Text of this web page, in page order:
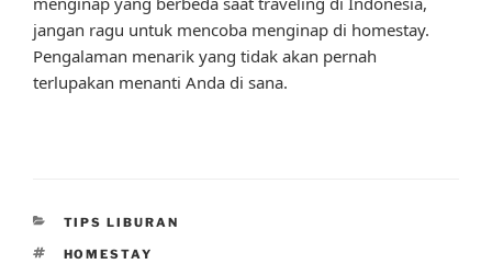
jangan ragu untuk mencoba menginap di homestay.
Pengalaman menarik yang tidak akan pernah
terlupakan menanti Anda di sana.
CATEGORIES
TIPS LIBURAN
TAGS
HOMESTAY